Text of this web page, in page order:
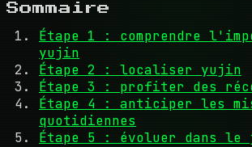
Sommaire
Étape 1 : comprendre
yujin
Étape 2 : localiser yujin
Étape 3 : profiter des
Étape 4 : anticiper les
quotidiennes
Étape 5 : évoluer dans le